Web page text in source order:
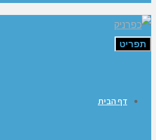
תפריט
דף הבית